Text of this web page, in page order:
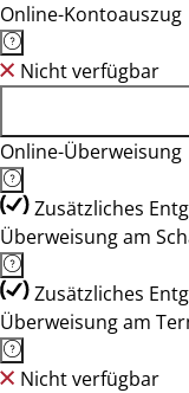
Online-Kontoauszug
Nicht verfügbar
Online-Überweisung
Zusätzliches
Überweisung am
Zusätzliches
Überweisung am
Nicht verfügbar